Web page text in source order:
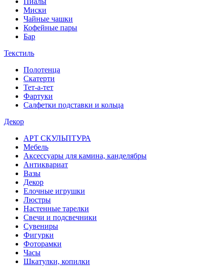
Миски
Чайные чашки
Кофейные пары
Бар
Текстиль
Полотенца
Скатерти
Тет-а-тет
Фартуки
Салфетки подставки и кольца
Декор
АРТ СКУЛЬПТУРА
Мебель
Аксессуары для камина, канделябры
Антиквариат
Вазы
Декор
Елочные игрушки
Люстры
Настенные тарелки
Свечи и подсвечники
Сувениры
Фигурки
Фоторамки
Часы
Шкатулки, копилки